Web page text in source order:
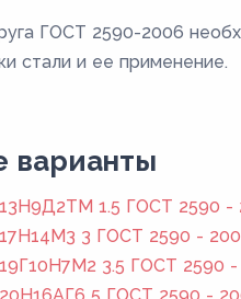
ГОСТ 2590-2006
стали и ее применение.
варианты
1.5 ГОСТ 2590 -
3 ГОСТ 2590 -
3.5 ГОСТ 2590